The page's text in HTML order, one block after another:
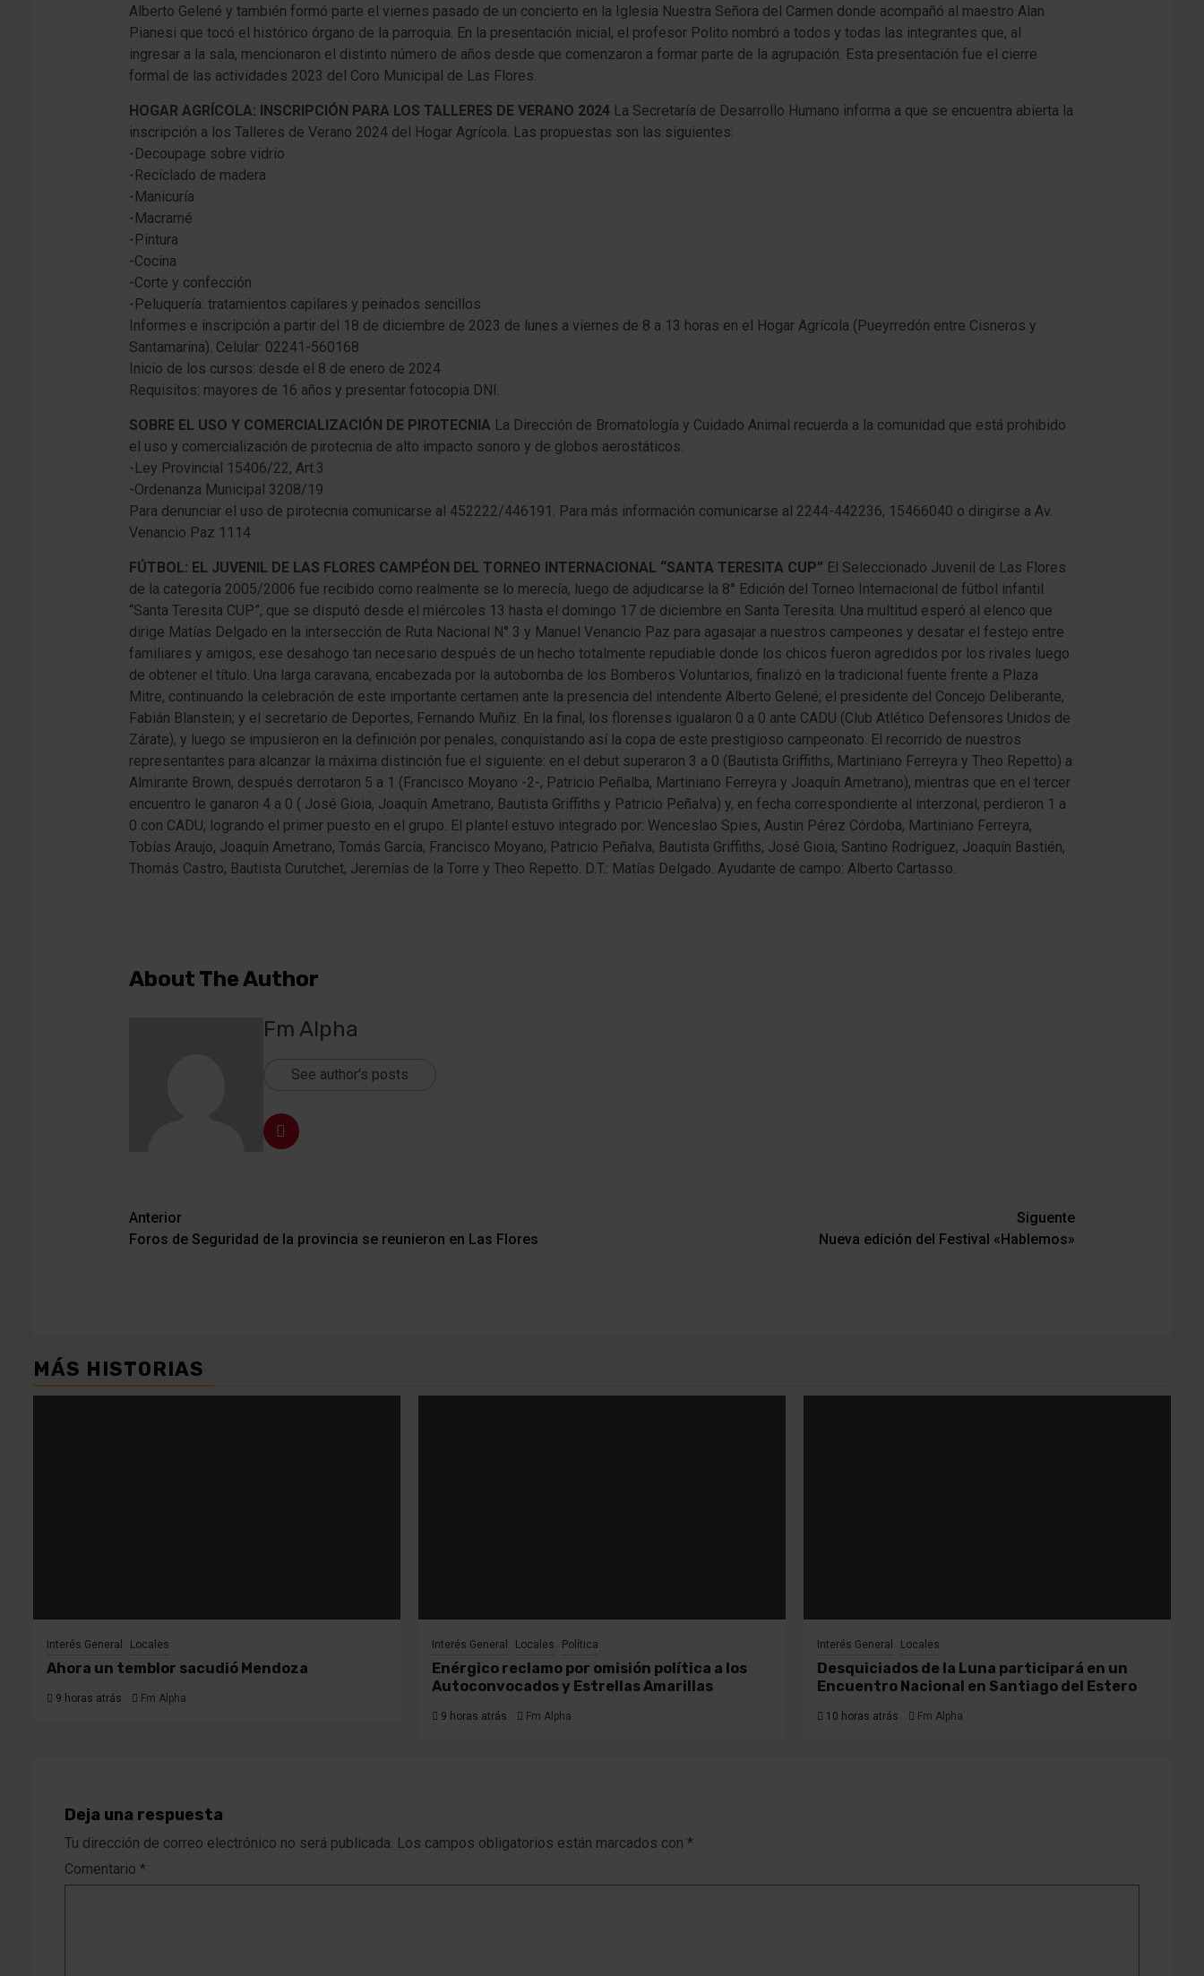
Alberto Gelené y también formó parte el viernes pasado de un concierto en la Iglesia Nuestra Señora del Carmen donde acompañó al maestro Alan
Pianesi que tocó el histórico órgano de la parroquia. En la presentación inicial, el profesor Polito nombró a todos y todas las integrantes que, al
ingresar a la sala, mencionaron el distinto número de años desde que comenzaron a formar parte de la agrupación. Esta presentación fue el cierre
formal de las actividades 2023 del Coro Municipal de Las Flores.
HOGAR AGRÍCOLA: INSCRIPCIÓN PARA LOS TALLERES DE VERANO 2024 La Secretaría de Desarrollo Humano informa a que se encuentra abierta la
inscripción a los Talleres de Verano 2024 del Hogar Agrícola. Las propuestas son las siguientes:
-Decoupage sobre vidrio
-Reciclado de madera
-Manicuría
-Macramé
-Pintura
-Cocina
-Corte y confección
-Peluquería: tratamientos capilares y peinados sencillos
Informes e inscripción a partir del 18 de diciembre de 2023 de lunes a viernes de 8 a 13 horas en el Hogar Agrícola (Pueyrredón entre Cisneros y
Santamarina). Celular: 02241-560168
Inicio de los cursos: desde el 8 de enero de 2024
Requisitos: mayores de 16 años y presentar fotocopia DNI.
SOBRE EL USO Y COMERCIALIZACIÓN DE PIROTECNIA La Dirección de Bromatología y Cuidado Animal recuerda a la comunidad que está prohibido
el uso y comercialización de pirotecnia de alto impacto sonoro y de globos aerostáticos.
-Ley Provincial 15406/22, Art.3
-Ordenanza Municipal 3208/19
Para denunciar el uso de pirotecnia comunicarse al 452222/446191. Para más información comunicarse al 2244-442236, 15466040 o dirigirse a Av.
Venancio Paz 1114
FÚTBOL: EL JUVENIL DE LAS FLORES CAMPÉON DEL TORNEO INTERNACIONAL “SANTA TERESITA CUP” El Seleccionado Juvenil de Las Flores
de la categoría 2005/2006 fue recibido como realmente se lo merecía, luego de adjudicarse la 8° Edición del Torneo Internacional de fútbol infantil
“Santa Teresita CUP”, que se disputó desde el miércoles 13 hasta el domingo 17 de diciembre en Santa Teresita. Una multitud esperó al elenco que
dirige Matías Delgado en la intersección de Ruta Nacional N° 3 y Manuel Venancio Paz para agasajar a nuestros campeones y desatar el festejo entre
familiares y amigos, ese desahogo tan necesario después de un hecho totalmente repudiable donde los chicos fueron agredidos por los rivales luego
de obtener el título. Una larga caravana, encabezada por la autobomba de los Bomberos Voluntarios, finalizó en la tradicional fuente frente a Plaza
Mitre, continuando la celebración de este importante certamen ante la presencia del intendente Alberto Gelené; el presidente del Concejo Deliberante,
Fabián Blanstein; y el secretario de Deportes, Fernando Muñiz. En la final, los florenses igualaron 0 a 0 ante CADU (Club Atlético Defensores Unidos de
Zárate), y luego se impusieron en la definición por penales, conquistando así la copa de este prestigioso campeonato. El recorrido de nuestros
representantes para alcanzar la máxima distinción fue el siguiente: en el debut superaron 3 a 0 (Bautista Griffiths, Martiniano Ferreyra y Theo Repetto) a
Almirante Brown, después derrotaron 5 a 1 (Francisco Moyano -2-, Patricio Peñalba, Martiniano Ferreyra y Joaquín Ametrano), mientras que en el tercer
encuentro le ganaron 4 a 0 ( José Gioia, Joaquín Ametrano, Bautista Griffiths y Patricio Peñalva) y, en fecha correspondiente al interzonal, perdieron 1 a
0 con CADU, logrando el primer puesto en el grupo. El plantel estuvo integrado por: Wenceslao Spies, Austin Pérez Córdoba, Martiniano Ferreyra,
Tobías Araujo, Joaquín Ametrano, Tomás García, Francisco Moyano, Patricio Peñalva, Bautista Griffiths, José Gioia, Santino Rodríguez, Joaquín Bastién,
Thomás Castro, Bautista Curutchet, Jeremías de la Torre y Theo Repetto. D.T.: Matías Delgado. Ayudante de campo: Alberto Cartasso.
About The Author
Fm Alpha
See author's posts
Navegación
de
Anterior
Foros de Seguridad de la provincia se reunieron en Las Flores
Siguente
Nueva edición del Festival «Hablemos»
MÁS HISTORIAS
Interés General Locales
Ahora un temblor sacudió Mendoza
9 horas atrás Fm Alpha
Interés General Locales Política
Enérgico reclamo por omisión política a los
Autoconvocados y Estrellas Amarillas
9 horas atrás Fm Alpha
Interés General Locales
Desquiciados de la Luna participará en un
Encuentro Nacional en Santiago del Estero
10 horas atrás Fm Alpha
Deja una respuesta
Tu dirección de correo electrónico no será publicada. Los campos obligatorios están marcados con *
Comentario *